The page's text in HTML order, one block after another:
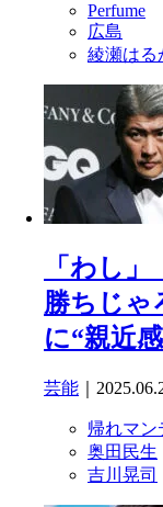
Perfume
広島
綾瀬はる
「わし
勝ちじゃ
に“親近
芸能 ｜
帰れマン
奥田民生
吉川晃司